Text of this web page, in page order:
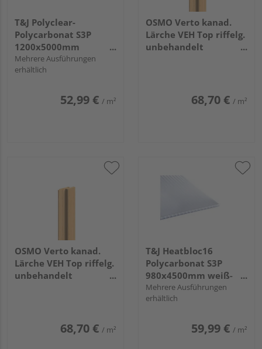
T&J Polyclear-
Polycarbonat S3P
1200x5000mm
BRONZE 16mm
Mehrere Ausführungen
erhältlich
52,99 € / m²
OSMO Verto kanad.
Lärche VEH Top riffelg.
unbehandelt
68,70 € / m²
OSMO Verto kanad.
Lärche VEH Top riffelg.
unbehandelt
68,70 € / m²
T&J Heatbloc16
Polycarbonat S3P
980x4500mm weiß-
OPAL 16mm
Mehrere Ausführungen
erhältlich
59,99 € / m²